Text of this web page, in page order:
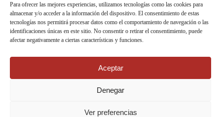
Para ofrecer las mejores experiencias, utilizamos tecnologías como las cookies para
almacenar y/o acceder a la información del dispositivo. El consentimiento de estas
tecnologías nos permitirá procesar datos como el comportamiento de navegación o las
identificaciones únicas en este sitio. No consentir o retirar el consentimiento, puede
afectar negativamente a ciertas características y funciones.
Aceptar
Denegar
Ver preferencias